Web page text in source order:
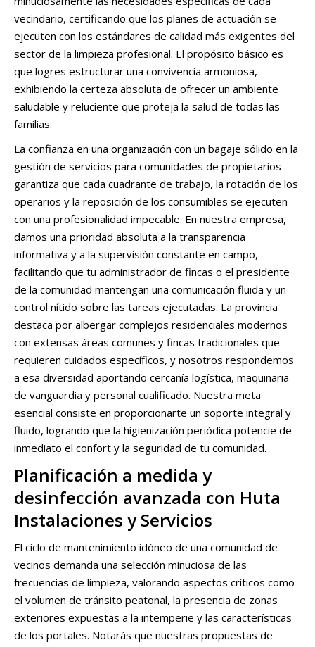
vecindario, certificando que los planes de actuación se
ejecuten con los estándares de calidad más exigentes del
sector de la limpieza profesional. El propósito básico es
que logres estructurar una convivencia armoniosa,
exhibiendo la certeza absoluta de ofrecer un ambiente
saludable y reluciente que proteja la salud de todas las
familias.
La confianza en una organización con un bagaje sólido en la
gestión de servicios para comunidades de propietarios
garantiza que cada cuadrante de trabajo, la rotación de los
operarios y la reposición de los consumibles se ejecuten
con una profesionalidad impecable. En nuestra empresa,
damos una prioridad absoluta a la transparencia
informativa y a la supervisión constante en campo,
facilitando que tu administrador de fincas o el presidente
de la comunidad mantengan una comunicación fluida y un
control nítido sobre las tareas ejecutadas. La provincia
destaca por albergar complejos residenciales modernos
con extensas áreas comunes y fincas tradicionales que
requieren cuidados específicos, y nosotros respondemos
a esa diversidad aportando cercanía logística, maquinaria
de vanguardia y personal cualificado. Nuestra meta
esencial consiste en proporcionarte un soporte integral y
fluido, logrando que la higienización periódica potencie de
inmediato el confort y la seguridad de tu comunidad.
Planificación a medida y
desinfección avanzada con Huta
Instalaciones y Servicios
El ciclo de mantenimiento idóneo de una comunidad de
vecinos demanda una selección minuciosa de las
frecuencias de limpieza, valorando aspectos críticos como
el volumen de tránsito peatonal, la presencia de zonas
exteriores expuestas a la intemperie y las características
de los portales. Notarás que nuestras propuestas de